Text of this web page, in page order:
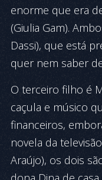
enorme que era
(Giulia Gam).
Dassi), que está
quer nem saber
O terceiro filho é
caçula e músico
financeiros,
novela da
Araújo), os dois